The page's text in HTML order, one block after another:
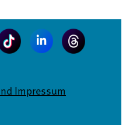
Impressum